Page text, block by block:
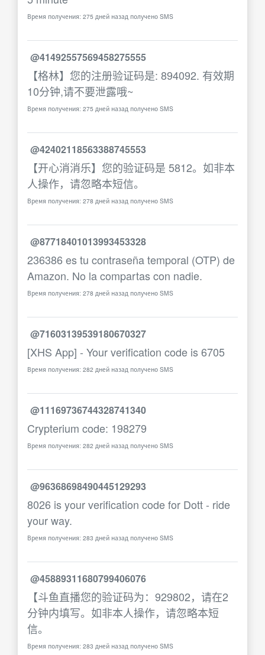
Время получения: 275 дней назад получено SMS
@41492557569458275555
【格林】您的注册验证码是: 894092. 有效期
10分钟,请不要泄露哦~
Время получения: 275 дней назад получено SMS
@42402118563388745553
【开心消消乐】您的验证码是 5812。如非本
人操作，请忽略本短信。
Время получения: 278 дней назад получено SMS
@87718401013993453328
236386 es tu contraseña temporal (OTP) de
Amazon. No la compartas con nadie.
Время получения: 278 дней назад получено SMS
@71603139539180670327
[XHS App] - Your verification code is 6705
Время получения: 282 дней назад получено SMS
@11169736744328741340
Crypterium code: 198279
Время получения: 282 дней назад получено SMS
@96368698490445129293
8026 is your verification code for Dott - ride
your way.
Время получения: 283 дней назад получено SMS
@45889311680799406076
【斗鱼直播您的验证码为：929802，请在2
分钟内填写。如非本人操作，请忽略本短
信。
Время получения: 283 дней назад получено SMS